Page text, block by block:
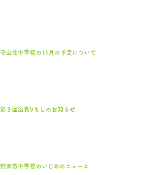
守山北中学校の11月の予定について
第３回滋賀Vもしのお知らせ
野洲市中学校のいじめのニュース